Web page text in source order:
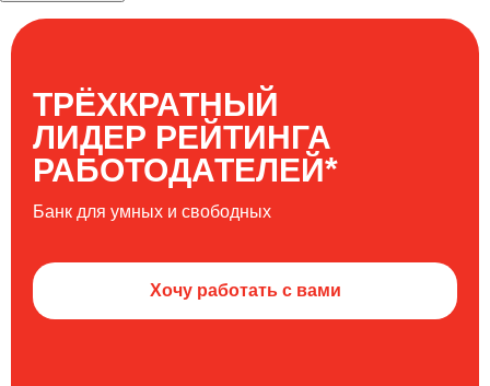
ТРЁХКРАТНЫЙ
ЛИДЕР РЕЙТИНГА
РАБОТОДАТЕЛЕЙ*
Банк для умных и свободных
Хочу работать с вами